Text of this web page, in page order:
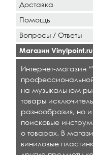
Доставка
Помощь
Вопросы / Ответы
Магазин Vinylpoint.ru
Интернет-магазин
на музыкальном
товары
разнообразия, но
поисковые
о товарах. В
виниловые